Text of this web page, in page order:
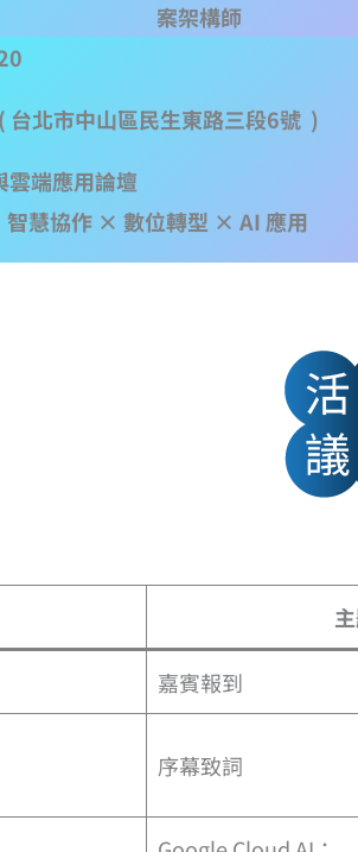
案架構師
台北市中山區民生東路三段6號 )
雲端應用論壇
智慧協作 × 數位轉型 × AI 應用
嘉賓報到
序幕致詞